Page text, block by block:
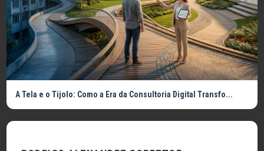
A Tela e o Tijolo: Como a Era da Consultoria Digital Transfo...